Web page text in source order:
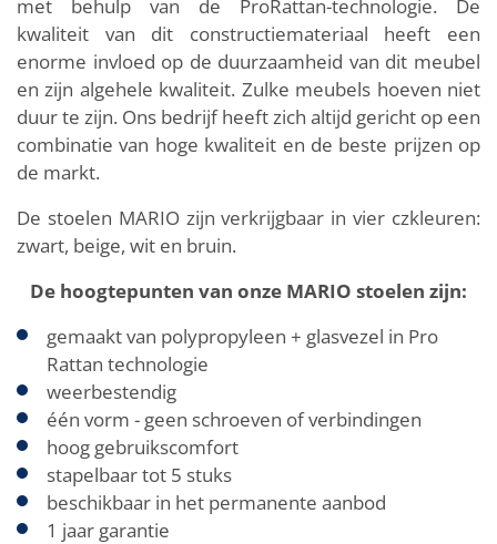
met behulp van de ProRattan-technologie. De
kwaliteit van dit constructiemateriaal heeft een
enorme invloed op de duurzaamheid van dit meubel
en zijn algehele kwaliteit. Zulke meubels hoeven niet
duur te zijn. Ons bedrijf heeft zich altijd gericht op een
combinatie van hoge kwaliteit en de beste prijzen op
de markt.
De stoelen MARIO zijn verkrijgbaar in vier czkleuren:
zwart, beige, wit en bruin.
De hoogtepunten van onze MARIO stoelen zijn:
gemaakt van polypropyleen + glasvezel in Pro
Rattan technologie
weerbestendig
één vorm - geen schroeven of verbindingen
hoog gebruikscomfort
stapelbaar tot 5 stuks
beschikbaar in het permanente aanbod
1 jaar garantie